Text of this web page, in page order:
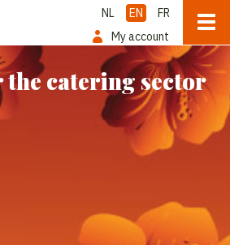
NL EN
FR
My account
the catering sector